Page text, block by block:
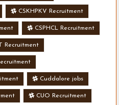
CSKHPKV Recruitment
CSPHCL Recruitment
Recruitment
Cuddalore jobs
CUO Recruitment